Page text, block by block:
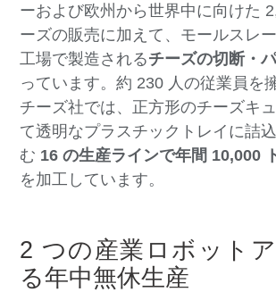
ーおよび欧州から世界中に向けた
ーズの販売に加えて、モールスレ
工場で製造されるチーズの切断・
っています。約 230 人の従業員を
チーズ社では、正方形のチーズキ
て透明なプラスチックトレイに詰
む 16 の生産ラインで年間 10,000
を加工しています。
2 つの産業ロボット
る年中無休生産